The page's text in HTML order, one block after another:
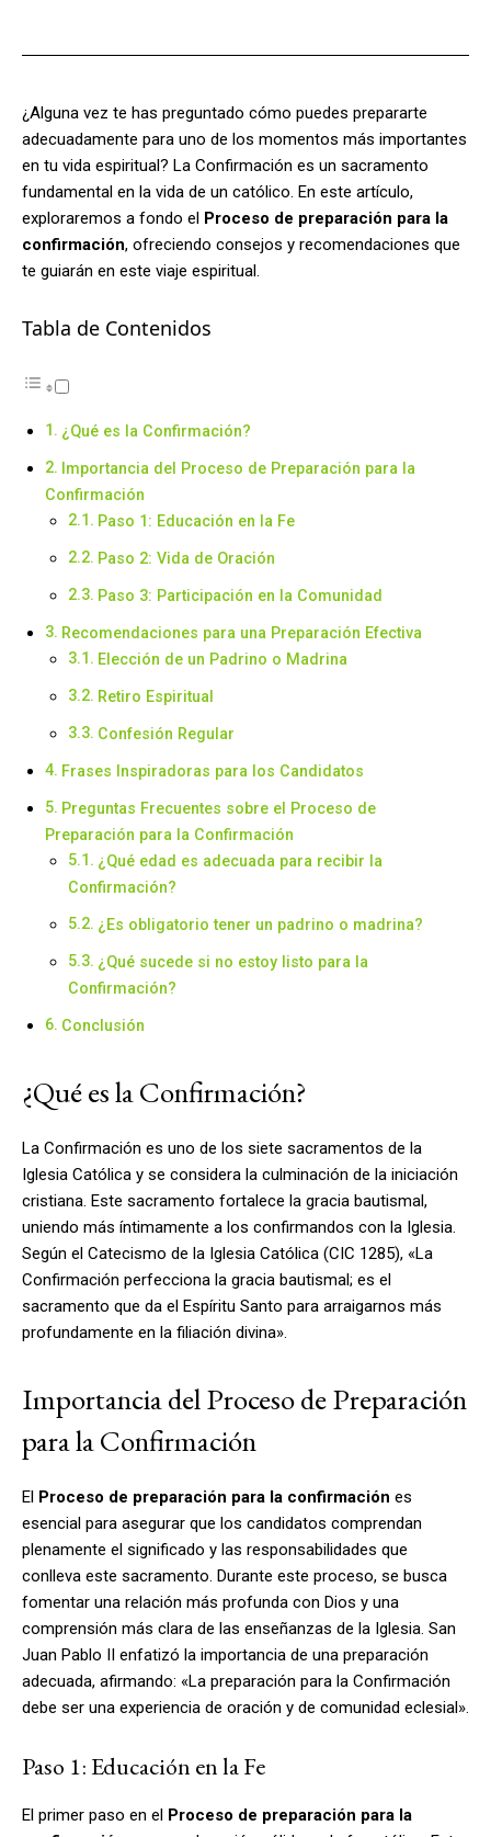
¿Alguna vez te has preguntado cómo puedes prepararte
adecuadamente para uno de los momentos más importantes
en tu vida espiritual? La Confirmación es un sacramento
fundamental en la vida de un católico. En este artículo,
exploraremos a fondo el Proceso de preparación para la
confirmación, ofreciendo consejos y recomendaciones que
te guiarán en este viaje espiritual.
Tabla de Contenidos
¿Qué es la Confirmación?
Importancia del Proceso de Preparación para la
Confirmación
Paso 1: Educación en la Fe
Paso 2: Vida de Oración
Paso 3: Participación en la Comunidad
Recomendaciones para una Preparación Efectiva
Elección de un Padrino o Madrina
Retiro Espiritual
Confesión Regular
Frases Inspiradoras para los Candidatos
Preguntas Frecuentes sobre el Proceso de
Preparación para la Confirmación
¿Qué edad es adecuada para recibir la
Confirmación?
¿Es obligatorio tener un padrino o madrina?
¿Qué sucede si no estoy listo para la
Confirmación?
Conclusión
¿Qué es la Confirmación?
La Confirmación es uno de los siete sacramentos de la
Iglesia Católica y se considera la culminación de la iniciación
cristiana. Este sacramento fortalece la gracia bautismal,
uniendo más íntimamente a los confirmandos con la Iglesia.
Según el Catecismo de la Iglesia Católica (CIC 1285), «La
Confirmación perfecciona la gracia bautismal; es el
sacramento que da el Espíritu Santo para arraigarnos más
profundamente en la filiación divina».
Importancia del Proceso de Preparación
para la Confirmación
El Proceso de preparación para la confirmación es
esencial para asegurar que los candidatos comprendan
plenamente el significado y las responsabilidades que
conlleva este sacramento. Durante este proceso, se busca
fomentar una relación más profunda con Dios y una
comprensión más clara de las enseñanzas de la Iglesia. San
Juan Pablo II enfatizó la importancia de una preparación
adecuada, afirmando: «La preparación para la Confirmación
debe ser una experiencia de oración y de comunidad eclesial».
Paso 1: Educación en la Fe
El primer paso en el Proceso de preparación para la